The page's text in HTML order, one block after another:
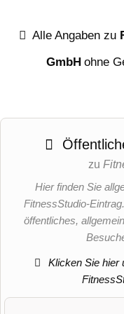
Alle Angaben zu
GmbH ohne
zu
Hier finden Sie
FitnessStudio-
öffentliches,
Klicken Sie hier